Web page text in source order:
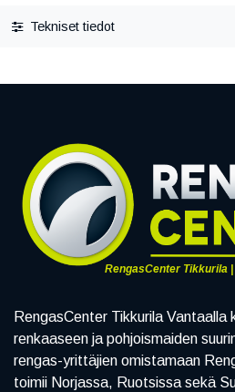
Tekniset tiedot
RengasCenter Tikkurila |
RengasCenter Tikkurila Vantaalla
renkaaseen ja pohjoismaiden
rengas-yrittäjien omistamaan
toimii Norjassa, Ruotsissa sekä